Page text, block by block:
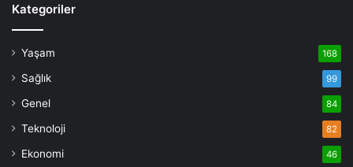
Kategoriler
Yaşam 168
Sağlık 99
Genel 84
Teknoloji 82
Ekonomi 46